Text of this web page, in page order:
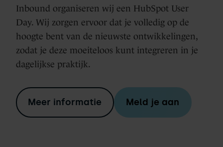
Inbound organiseren wij een HubSpot User
Day. Wij zorgen ervoor dat je volledig op de
hoogte bent van de nieuwste ontwikkelingen,
zodat je deze moeiteloos kunt integreren in je
dagelijkse praktijk.
Meer informatie Meld je aan